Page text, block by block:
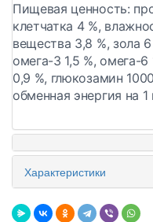
Пищевая ценность:
клетчатка 4 %,
вещества 3,8 %, зола
омега-3 1,5 %, омега-6
0,9 %, глюкозамин
обменная энергия на
Характеристики